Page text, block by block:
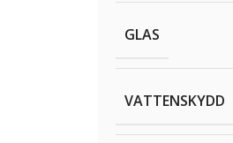
GLAS
VATTENSKYDD